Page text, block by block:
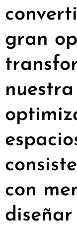
gran
con